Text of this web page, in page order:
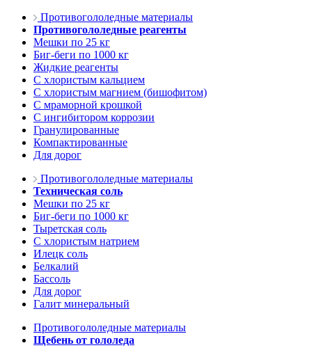
Противогололедные материалы
Противогололедные реагенты
Мешки по 25 кг
Биг-беги по 1000 кг
Жидкие реагенты
С хлористым кальцием
С хлористым магнием (бишофитом)
С мраморной крошкой
С ингибитором коррозии
Гранулированные
Компактированные
Для дорог
Противогололедные материалы
Техническая соль
Мешки по 25 кг
Биг-беги по 1000 кг
Тыретская соль
С хлористым натрием
Илецк соль
Белкалий
Бассоль
Для дорог
Галит минеральный
Противогололедные материалы
Щебень от гололеда